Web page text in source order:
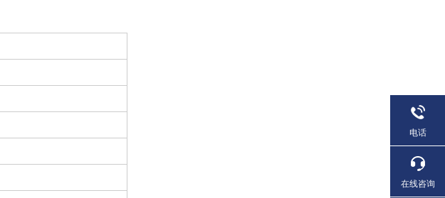
电话
在线咨询